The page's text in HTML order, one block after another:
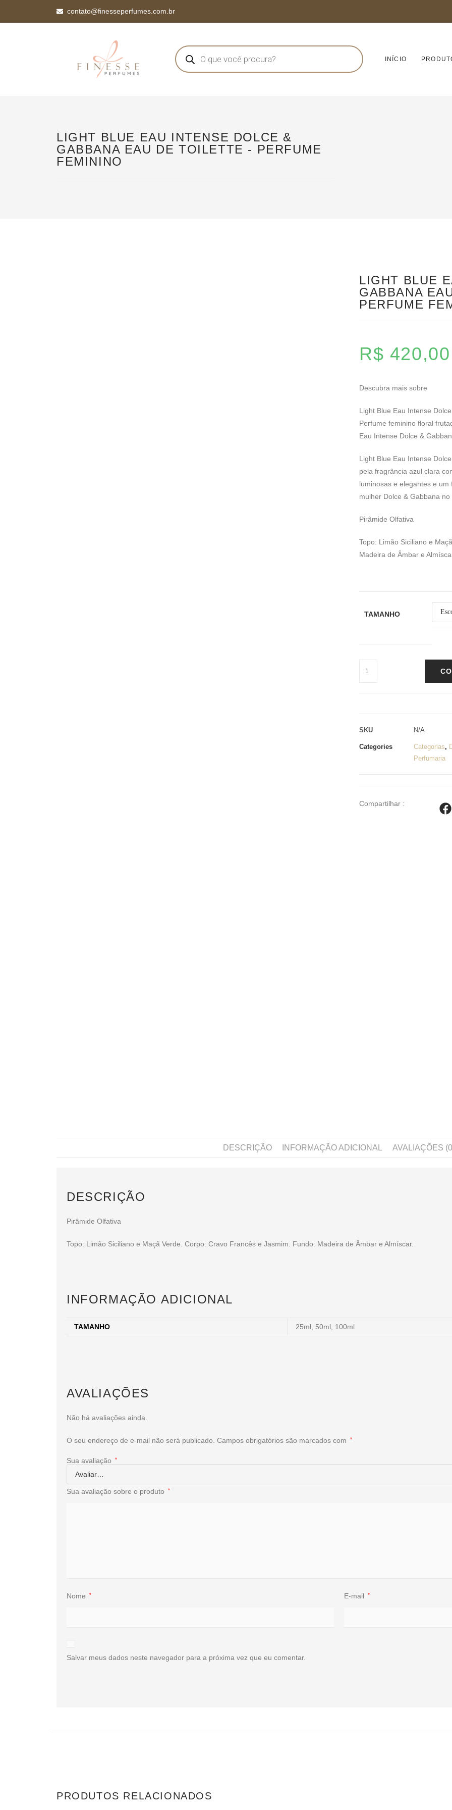
contato@finesseperfumes.com.br
INÍCIO
LIGHT BLUE EAU INTENSE DOLCE &
GABBANA EAU DE TOILETTE - PERFUME
FEMININO
LIGHT BLUE
GABBANA
PERFUME
R$ 420,00
Descubra mais sobre
Light Blue Eau Intense
Perfume feminino floral
Eau Intense Dolce &
Light Blue Eau Intense
pela fragrância azul clara
luminosas e elegantes e
mulher Dolce & Gabbana
Pirâmide Olfativa
Topo: Limão Siciliano e
Madeira de Âmbar e
TAMANHO
SKU N/A
Categories Categorias,
Perfumaria
Compartilhar :
DESCRIÇÃO INFORMAÇÃO ADICIONAL AVALIAÇÕES
DESCRIÇÃO
Pirâmide Olfativa
Topo: Limão Siciliano e Maçã Verde. Corpo: Cravo Francês e Jasmim. Fundo: Madeira de Âmbar e Almíscar.
INFORMAÇÃO ADICIONAL
TAMANHO 25ml, 50ml, 100ml
AVALIAÇÕES
Não há avaliações ainda.
O seu endereço de e-mail não será publicado. Campos obrigatórios são marcados com *
Sua avaliação *
Sua avaliação sobre o produto *
Nome * E-mail *
Salvar meus dados neste navegador para a próxima vez que eu comentar.
PRODUTOS RELACIONADOS